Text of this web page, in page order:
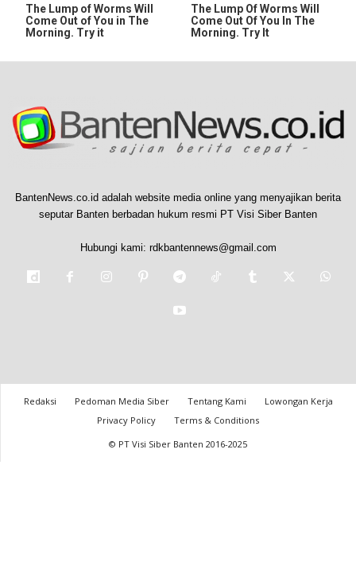
The Lump of Worms Will
Come Out of You in The
Morning. Try it
The Lump Of Worms Will
Come Out Of You In The
Morning. Try It
BantenNews.co.id adalah website media online yang menyajikan berita
seputar Banten berbadan hukum resmi PT Visi Siber Banten
Hubungi kami: rdkbantennews@gmail.com
Redaksi Pedoman Media Siber Tentang Kami
Lowongan Kerja
Privacy Policy
Terms & Conditions
© PT Visi Siber Banten 2016-2025